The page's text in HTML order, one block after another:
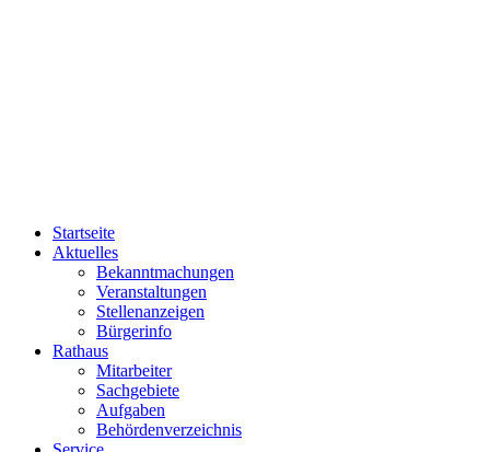
Startseite
Aktuelles
Bekanntmachungen
Veranstaltungen
Stellenanzeigen
Bürgerinfo
Rathaus
Mitarbeiter
Sachgebiete
Aufgaben
Behördenverzeichnis